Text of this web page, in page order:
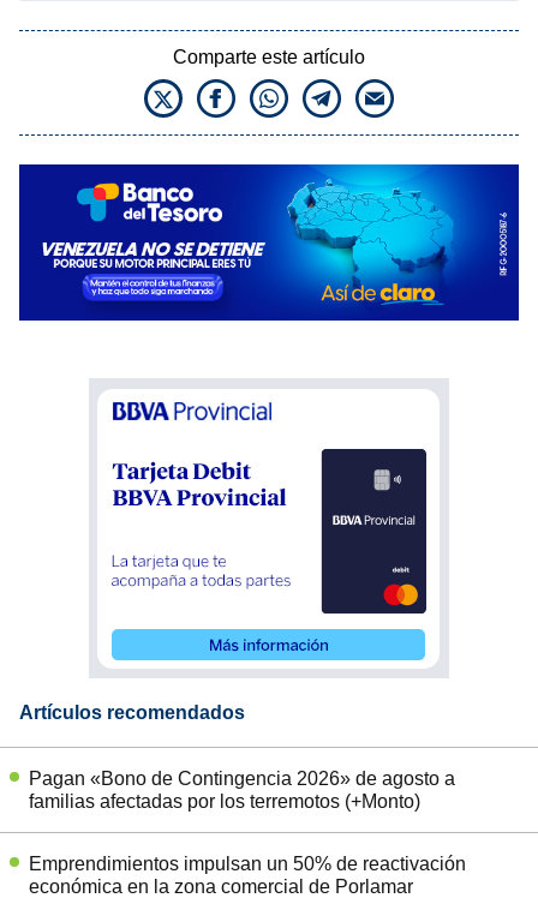
Comparte este artículo
Artículos recomendados
Pagan «Bono de Contingencia 2026» de agosto a
familias afectadas por los terremotos (+Monto)
Emprendimientos impulsan un 50% de reactivación
económica en la zona comercial de Porlamar